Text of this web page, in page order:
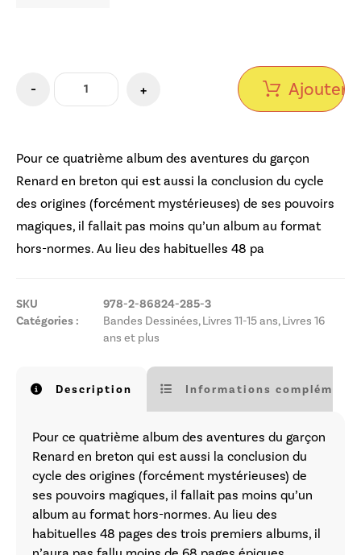
- + Ajouter
Pour ce quatrième album des aventures du garçon
Renard en breton qui est aussi la conclusion du cycle
des origines (forcément mystérieuses) de ses pouvoirs
magiques, il fallait pas moins qu’un album au format
hors-normes. Au lieu des habituelles 48 pa
SKU
978-2-86824-285-3
Catégories :
Bandes Dessinées,Livres 11-15 ans,Livres 16
ans et plus
Description Informations
Pour ce quatrième album des aventures du garçon
Renard en breton qui est aussi la conclusion du
cycle des origines (forcément mystérieuses) de
ses pouvoirs magiques, il fallait pas moins qu’un
album au format hors-normes. Au lieu des
habituelles 48 pages des trois premiers albums, il